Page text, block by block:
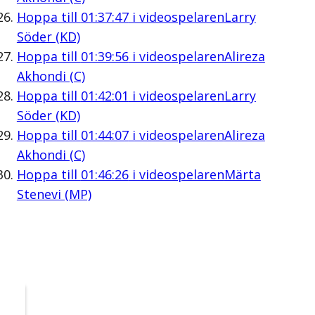
Hoppa till 01:37:47i videospelarenLarry
Söder (KD)
Hoppa till 01:39:56i videospelarenAlireza
Akhondi (C)
Hoppa till 01:42:01 i videospelarenLarry
Söder (KD)
Hoppa till 01:44:07i videospelarenAlireza
Akhondi (C)
Hoppa till 01:46:26i videospelarenMärta
Stenevi (MP)